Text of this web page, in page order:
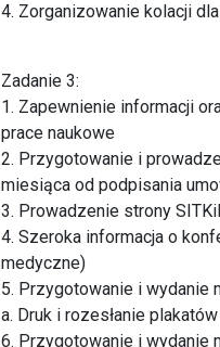
4. Zorganizowanie kolacji
Zadanie 3:
1. Zapewnienie informacji
prace naukowe
2. Przygotowanie i
miesiąca od podpisania
3. Prowadzenie strony
4. Szeroka informacja o
medyczne)
5. Przygotowanie i wydanie
a. Druk i rozesłanie
6. Przygotowanie i wydanie